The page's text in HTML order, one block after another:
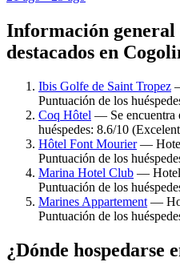
Información general
destacados en
Ibis Golfe de Saint Tropez
Puntuación de los
Coq Hôtel — Se encuentra
huéspedes: 8.6/10
Hôtel Font Mourier— Hotel
Puntuación de los
Marina Hotel Club — Hotel
Puntuación de los
Marines Appartement —
Puntuación de los
¿Dónde hospedarse